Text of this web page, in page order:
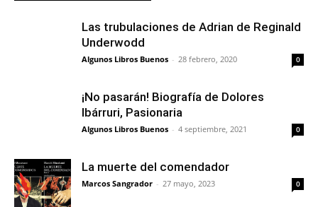
Las trubulaciones de Adrian de Reginald
Underwodd
Algunos Libros Buenos - 28 febrero, 2020 0
¡No pasarán! Biografía de Dolores
Ibárruri, Pasionaria
Algunos Libros Buenos - 4 septiembre, 2021 0
La muerte del comendador
Marcos Sangrador - 27 mayo, 2023 0